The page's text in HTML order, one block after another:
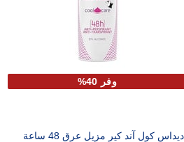
وفر 40%
أديداس كول آند كير مزيل عرق 48 ساعة